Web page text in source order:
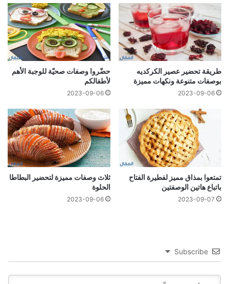
طريقة تحضير عصير الكركديه
بوصفات متنوعة ونكهات مميزة
2023-09-06
حضّروا وصفات صحيّة للوجبة الأهم
لأطفالكم
2023-09-06
تمتعوا بمذاق مميز لفطيرة الفتاح
باتباع هاتين الوصفتين
2023-09-07
ثلاث وصفات مميزة لتحضير البطاطا
الحلوة
2023-09-06
Subscribe